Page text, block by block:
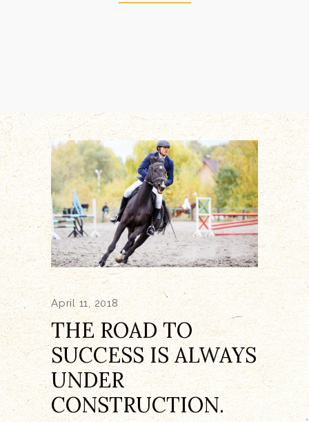
April 11, 2018
THE ROAD TO
SUCCESS IS ALWAYS
UNDER
CONSTRUCTION.